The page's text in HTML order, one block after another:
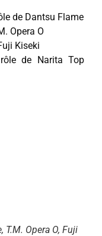
de Dantsu Flame
Opera O
Kiseki
de Narita Top
T.M. Opera O, Fuji